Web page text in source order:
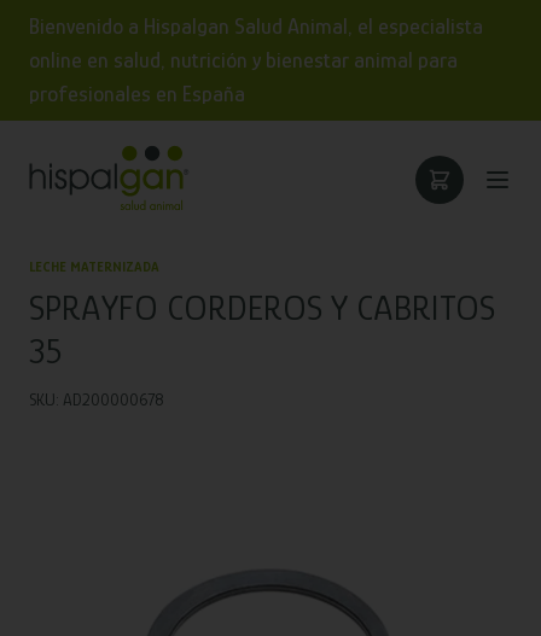
Bienvenido a Hispalgan Salud Animal, el especialista
online en salud, nutrición y bienestar animal para
profesionales en España
LECHE MATERNIZADA
SPRAYFO CORDEROS Y CABRITOS
35
SKU: AD200000678